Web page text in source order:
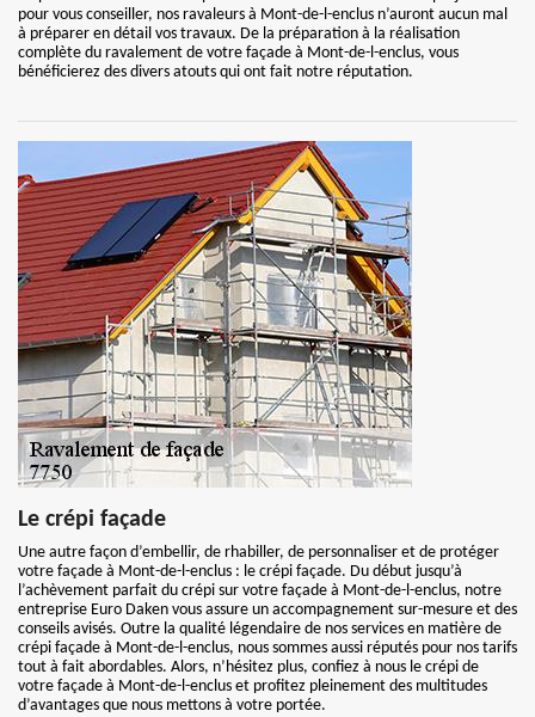
pour vous conseiller, nos ravaleurs à Mont-de-l-enclus n’auront aucun mal
à préparer en détail vos travaux. De la préparation à la réalisation
complète du ravalement de votre façade à Mont-de-l-enclus, vous
bénéficierez des divers atouts qui ont fait notre réputation.
Le crépi façade
Une autre façon d’embellir, de rhabiller, de personnaliser et de protéger
votre façade à Mont-de-l-enclus : le crépi façade. Du début jusqu’à
l’achèvement parfait du crépi sur votre façade à Mont-de-l-enclus, notre
entreprise Euro Daken vous assure un accompagnement sur-mesure et des
conseils avisés. Outre la qualité légendaire de nos services en matière de
crépi façade à Mont-de-l-enclus, nous sommes aussi réputés pour nos tarifs
tout à fait abordables. Alors, n’hésitez plus, confiez à nous le crépi de
votre façade à Mont-de-l-enclus et profitez pleinement des multitudes
d’avantages que nous mettons à votre portée.